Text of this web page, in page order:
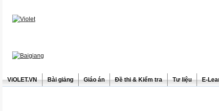
ViOLET.VN Bài giảng Giáo án Đề thi & Kiểm tra Tư liệu E-